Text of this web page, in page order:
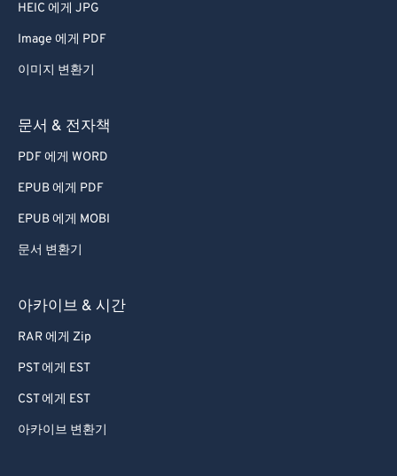
HEIC 에게 JPG
Image 에게 PDF
이미지 변환기
문서 & 전자책
PDF 에게 WORD
EPUB 에게 PDF
EPUB 에게 MOBI
문서 변환기
아카이브 & 시간
RAR 에게 Zip
PST 에게 EST
CST 에게 EST
아카이브 변환기